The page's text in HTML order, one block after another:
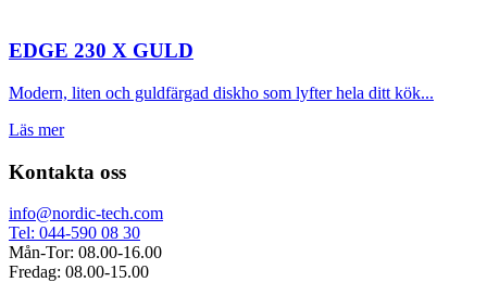
EDGE 230 X GULD
Modern, liten och guldfärgad diskho som lyfter hela ditt kök...
Läs mer
Kontakta oss
info@nordic-tech.com
Tel: 044-590 08 30
Mån-Tor: 08.00-16.00
Fredag: 08.00-15.00